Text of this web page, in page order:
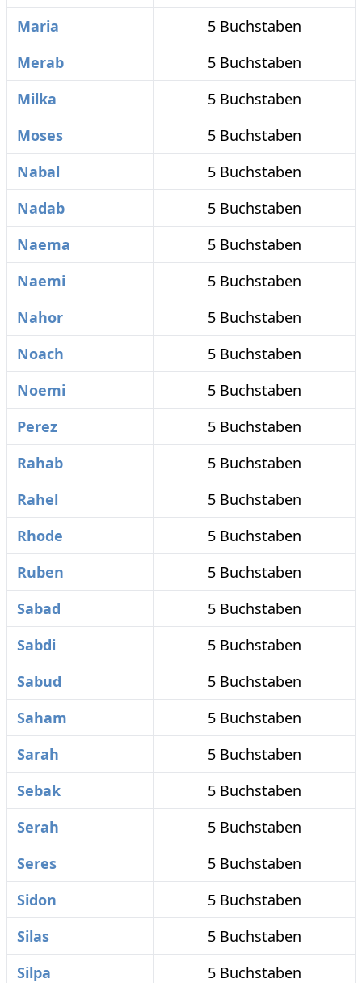
Maria
5 Buchstaben
Merab
5 Buchstaben
Milka
5 Buchstaben
Moses
5 Buchstaben
Nabal
5 Buchstaben
Nadab
5 Buchstaben
Naema
5 Buchstaben
Naemi
5 Buchstaben
Nahor
5 Buchstaben
Noach
5 Buchstaben
Noemi
5 Buchstaben
Perez
5 Buchstaben
Rahab
5 Buchstaben
Rahel
5 Buchstaben
Rhode
5 Buchstaben
Ruben
5 Buchstaben
Sabad
5 Buchstaben
Sabdi
5 Buchstaben
Sabud
5 Buchstaben
Saham
5 Buchstaben
Sarah
5 Buchstaben
Sebak
5 Buchstaben
Serah
5 Buchstaben
Seres
5 Buchstaben
Sidon
5 Buchstaben
Silas
5 Buchstaben
Silpa
5 Buchstaben